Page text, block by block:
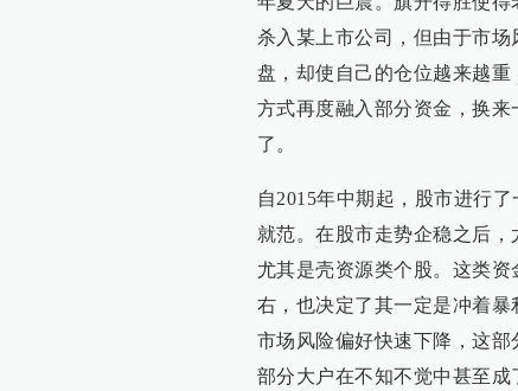
杀入某上市公司，但由于市
盘，却使自己的仓位越来越
方式再度融入部分资金，换
了。
自2015年中期起，股市进行
就范。在股市走势企稳之后
尤其是壳资源类个股。这类
右，也决定了其一定是冲着暴
市场风险偏好快速下降，这部
部分大户在不知不觉中甚至成